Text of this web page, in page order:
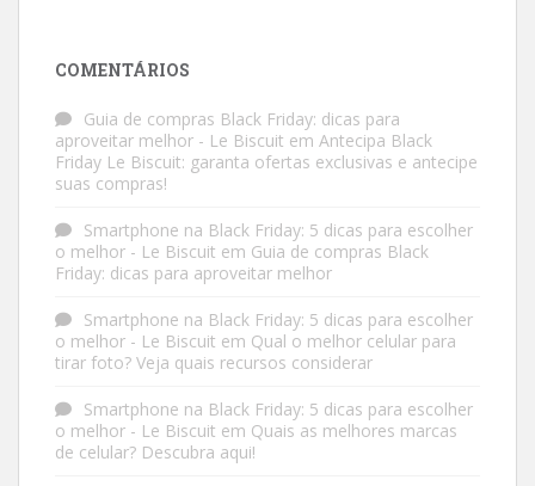
COMENTÁRIOS
Guia de compras Black Friday: dicas para
aproveitar melhor - Le Biscuit em Antecipa Black
Friday Le Biscuit: garanta ofertas exclusivas e antecipe
suas compras!
Smartphone na Black Friday: 5 dicas para escolher
o melhor - Le Biscuit em Guia de compras Black
Friday: dicas para aproveitar melhor
Smartphone na Black Friday: 5 dicas para escolher
o melhor - Le Biscuit em Qual o melhor celular para
tirar foto? Veja quais recursos considerar
Smartphone na Black Friday: 5 dicas para escolher
o melhor - Le Biscuit em Quais as melhores marcas
de celular? Descubra aqui!